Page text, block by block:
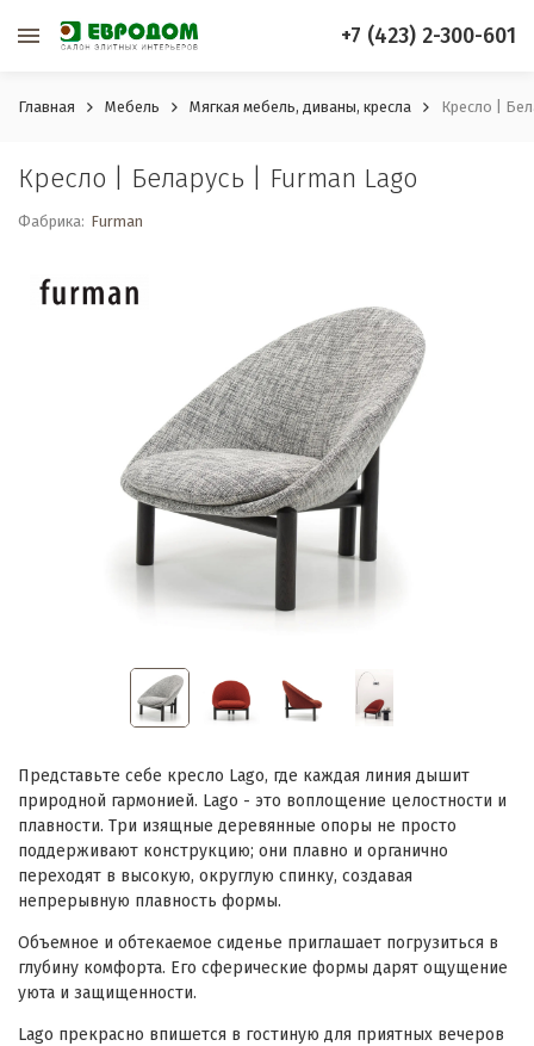
+7 (423) 2-300-601
Главная Мебель Мягкая мебель, диваны, кресла Кресло |
Кресло | Беларусь | Furman Lago
Фабрика: Furman
Представьте себе кресло Lago, где каждая линия дышит
природной гармонией. Lago - это воплощение целостности и
плавности. Три изящные деревянные опоры не просто
поддерживают конструкцию; они плавно и органично
переходят в высокую, округлую спинку, создавая
непрерывную плавность формы.
Объемное и обтекаемое сиденье приглашает погрузиться в
глубину комфорта. Его сферические формы дарят ощущение
уюта и защищенности.
Lago прекрасно впишется в гостиную для приятных вечеров